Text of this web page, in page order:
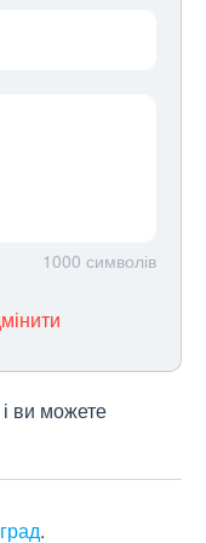
1000 символів
і ви можете
.